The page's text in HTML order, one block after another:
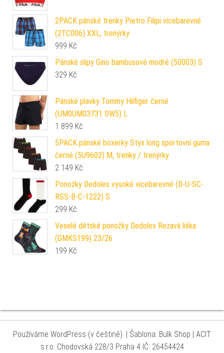
2PACK pánské trenky Pietro Filipi vícebarevné
(2TC006) XXL, trenýrky
999 Kč
Pánské slipy Gino bambusové modré (50003) S
329 Kč
Pánské plavky Tommy Hilfiger černé
(UM0UM03731 DW5) L
1 899 Kč
5PACK pánské boxerky Styx long sportovní guma
černé (5U9602) M, trenky / trenýrky
2 149 Kč
Ponožky Dedoles vysoké vícebarevné (D-U-SC-
RSS-B-C-1222) S
299 Kč
Veselé dětské ponožky Dedoles Rezavá liška
(GMKS199) 23/26
199 Kč
Používáme WordPress (v češtině). Šablona: Bulk Shop
| ACIT
s.r.o. Chodovská 228/3 Praha 4 IČ: 26454424